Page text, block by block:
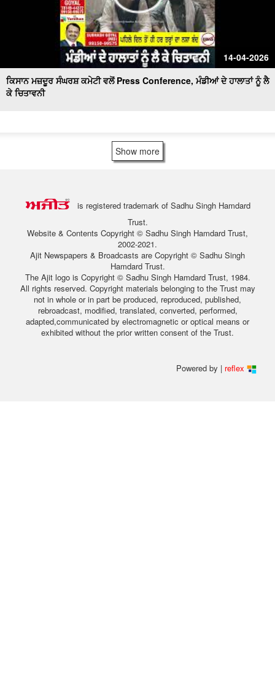
14-04-2026
ਕਿਸਾਨ ਮਜ਼ਦੂਰ ਸੰਘਰਸ਼ ਕਮੇਟੀ ਵਲੋਂ Press Conference, ਮੰਡੀਆਂ ਦੇ ਹਾਲਾਤਾਂ ਨੂੰ ਲੈ
ਕੇ ਚਿਤਾਵਨੀ
Show more
is registered trademark of Sadhu Singh Hamdard
Trust.
Website & Contents Copyright © Sadhu Singh Hamdard Trust,
2002-2021.
Ajit Newspapers & Broadcasts are Copyright © Sadhu Singh
Hamdard Trust.
The Ajit logo is Copyright © Sadhu Singh Hamdard Trust, 1984.
All rights reserved. Copyright materials belonging to the Trust may
not in whole or in part be produced, reproduced, published,
rebroadcast, modified, translated, converted, performed,
adapted,communicated by electromagnetic or optical means or
exhibited without the prior written consent of the Trust.
Powered by | reflex